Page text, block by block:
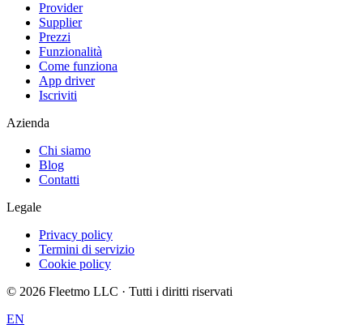
Provider
Supplier
Prezzi
Funzionalità
Come funziona
App driver
Iscriviti
Azienda
Chi siamo
Blog
Contatti
Legale
Privacy policy
Termini di servizio
Cookie policy
© 2026 Fleetmo LLC · Tutti i diritti riservati
EN